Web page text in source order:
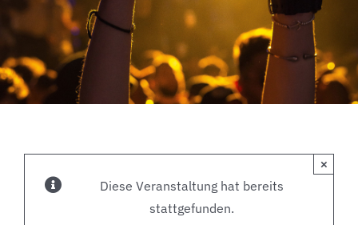
Diese Veranstaltung hat bereits
stattgefunden.
×